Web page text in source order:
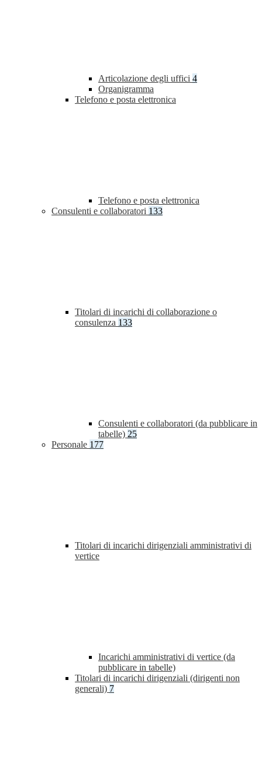
Articolazione degli uffici 4
Organigramma
Telefono e posta elettronica
Telefono e posta elettronica
Consulenti e collaboratori 133
Titolari di incarichi di collaborazione o
consulenza 133
Consulenti e collaboratori (da pubblicare in
tabelle) 25
Personale 177
Titolari di incarichi dirigenziali amministrativi di
vertice
Incarichi amministrativi di vertice (da
pubblicare in tabelle)
Titolari di incarichi dirigenziali (dirigenti non
generali) 7